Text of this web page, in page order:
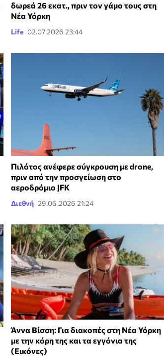
δωρεά 26 εκατ., πριν τον γάμο τους στη
Νέα Υόρκη
Life 02.07.2026 23:44
Πιλότος ανέφερε σύγκρουση με drone,
πριν από την προσγείωση στο
αεροδρόμιο JFK
Διεθνή 29.06.2026 21:24
Άννα Βίσση: Για διακοπές στη Νέα Υόρκη
με την κόρη της και τα εγγόνια της
(Εικόνες)